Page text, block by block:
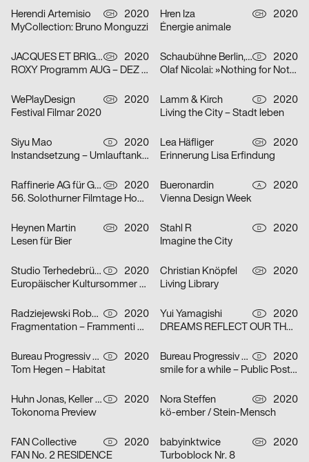
Herendi Artemisio CH
2020
MyCollection: Bruno Monguzzi
Hren Iza CH
2020
Énergie animale
JACQUES ET BRIGITTE CH
2020
ROXY Programm AUG – DEZ 2020
Schaubühne Berlin, Olaf Nicolai D
2020
Olaf Nicolai: »Nothing for Nothing/Try again«
WePlayDesign CH
2020
Festival Filmar 2020
Lamm & Kirch D
2020
Living the City – Stadt leben
Siyu Mao D
2020
Instandsetzung – Umlauftank 2
Lea Häfliger CH
2020
Erinnerung Lisa Erfindung
Raffinerie AG für Gestaltung CH
2020
56. Solothurner Filmtage Home Edition
Bueronardin A
2020
Vienna Design Week
Heynen Martin CH
2020
Lesen für Bier
Stahl R D
2020
Imagine the City
Studio Terhedebrügge D
2020
Europäischer Kultursommer Fellbach
Christian Knöpfel CH
2020
Living Library
Radziejewski Robert D
2020
Fragmentation – Frammenti di Due
Yui Yamagishi D
2020
DREAMS REFLECT OUR THOUGHTS
Bureau Progressiv visuelle Kommunikation D
2020
Tom Hegen – Habitat
Bureau Progressiv visuelle Kommunikation D
2020
smile for a while – Public Poster Gallery Reloaded
Huhn Jonas, Keller Dominik D
2020
Tokonoma Preview
Nora Steffen CH
2020
kö-ember / Stein-Mensch
FAN Collective D
2020
FAN No. 2 RESIDENCE
babyinktwice CH
2020
Turboblock Nr. 8